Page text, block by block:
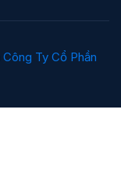
Công Ty Cổ Phần